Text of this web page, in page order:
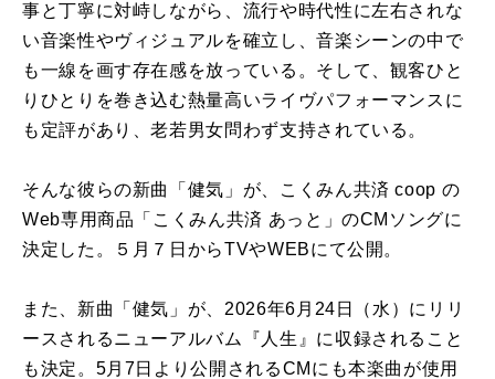
事と丁寧に対峙しながら、流行や時代性に左右されな
い音楽性やヴィジュアルを確立し、音楽シーンの中で
も一線を画す存在感を放っている。そして、観客ひと
りひとりを巻き込む熱量高いライヴパフォーマンスに
も定評があり、老若男女問わず支持されている。
そんな彼らの新曲「健気」が、こくみん共済 coop の
Web専用商品「こくみん共済 あっと」のCMソングに
決定した。５月７日からTVやWEBにて公開。
また、新曲「健気」が、2026年6月24日（水）にリリ
ースされるニューアルバム『人生』に収録されること
も決定。5月7日より公開されるCMにも本楽曲が使用